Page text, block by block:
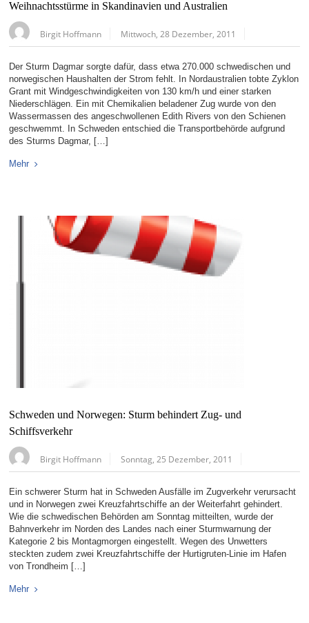
Weihnachtsstürme in Skandinavien und Australien
Birgit Hoffmann Mittwoch, 28 Dezember, 2011
Der Sturm Dagmar sorgte dafür, dass etwa 270.000 schwedischen und
norwegischen Haushalten der Strom fehlt. In Nordaustralien tobte Zyklon
Grant mit Windgeschwindigkeiten von 130 km/h und einer starken
Niederschlägen. Ein mit Chemikalien beladener Zug wurde von den
Wassermassen des angeschwollenen Edith Rivers von den Schienen
geschwemmt. In Schweden entschied die Transportbehörde aufgrund
des Sturms Dagmar, […]
Mehr
Schweden und Norwegen: Sturm behindert Zug- und
Schiffsverkehr
Birgit Hoffmann Sonntag, 25 Dezember, 2011
Ein schwerer Sturm hat in Schweden Ausfälle im Zugverkehr verursacht
und in Norwegen zwei Kreuzfahrtschiffe an der Weiterfahrt gehindert.
Wie die schwedischen Behörden am Sonntag mitteilten, wurde der
Bahnverkehr im Norden des Landes nach einer Sturmwarnung der
Kategorie 2 bis Montagmorgen eingestellt. Wegen des Unwetters
steckten zudem zwei Kreuzfahrtschiffe der Hurtigruten-Linie im Hafen
von Trondheim […]
Mehr